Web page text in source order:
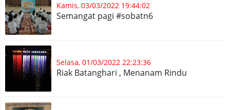
Kamis, 03/03/2022 19:44:02
Semangat pagi #sobatn6
Selasa, 01/03/2022 22:23:36
Riak Batanghari , Menanam Rindu